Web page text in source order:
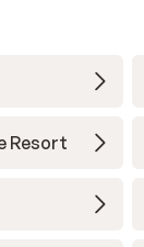
Resort